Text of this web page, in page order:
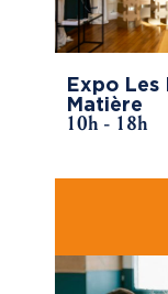
Expo Les
Matière
10h - 18h